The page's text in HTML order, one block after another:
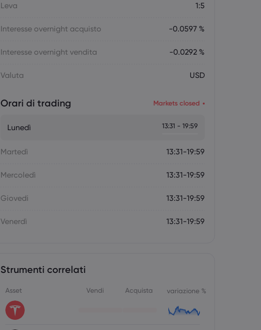
Leva 1:5
Interesse overnight acquisto -0.0597 %
Interesse overnight vendita -0.0292 %
Valuta USD
Orari di trading Markets closed
Lunedì 13:31 - 19:59
Martedì 13:31-19:59
Mercoledì 13:31-19:59
Giovedi 13:31-19:59
Venerdì 13:31-19:59
Strumenti correlati
Asset Vendi Acquista variazione %